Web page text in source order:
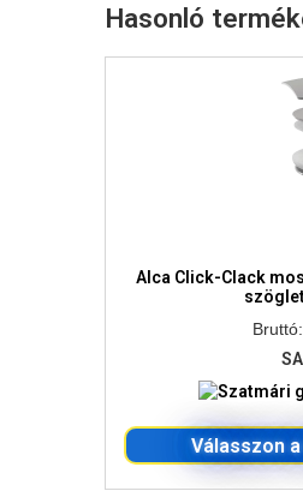
Hasonló
Alca Click-Clack
Bruttó:
Válasszon